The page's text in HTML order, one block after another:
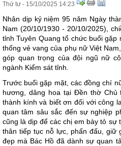
Thứ tư - 15/10/2025 14:23
Nhân dịp kỷ niệm 95 năm Ngày
Nam (20/10/1930 - 20/10/2025),
tỉnh Tuyên Quang tổ chức buổi gặp
thống vẻ vang của phụ nữ Việt
góp quan trọng của đội ngũ nữ
ngành Kiểm sát tỉnh.
Trước buổi gặp mặt, các đồng chí
hương, dâng hoa tại Đền thờ Chủ
thành kính và biết ơn đối với công
quan tâm sâu sắc đến sự nghiệp
cũng là dịp để các chị em bày tỏ
thân tiếp tục nỗ lực, phấn đấu, giữ
đẹp mà Bác Hồ đã dành sự quan